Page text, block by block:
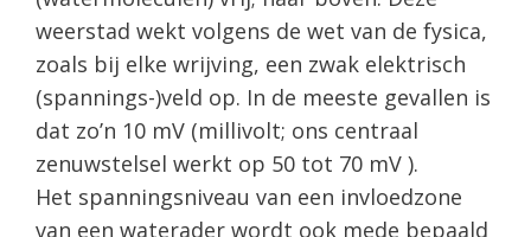
weerstad wekt volgens de wet van de fysica,
zoals bij elke wrijving, een zwak elektrisch
(spannings-)veld op. In de meeste gevallen is
dat zo’n 10 mV (millivolt; ons centraal
zenuwstelsel werkt op 50 tot 70 mV ).
Het spanningsniveau van een invloedzone
van een waterader wordt ook mede bepaald